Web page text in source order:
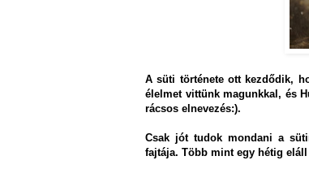
A süti története ott kezdődik,
élelmet vittünk magunkkal, és
rácsos elnevezés:).
Csak jót tudok mondani a
fajtája. Több mint egy hétig